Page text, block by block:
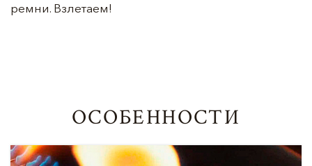
ремни. Взлетаем!
ОСОБЕННОСТИ